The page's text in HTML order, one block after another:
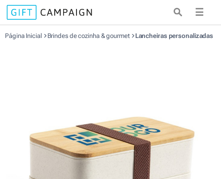
☰
Página Inicial Brindes de cozinha & gourmet Lancheiras personalizadas